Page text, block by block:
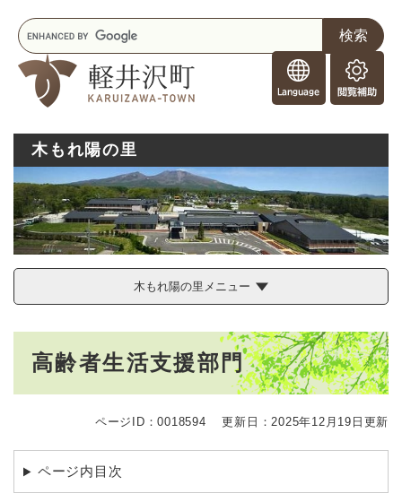
o
e
i
g
n
e
r
閲
覧
キ
ー
ワ
木もれ陽の里
木もれ陽の里メニュー
高齢者生活支援部門
ページID：0018594 更新日：2025年12月19日更新
ページ内目次